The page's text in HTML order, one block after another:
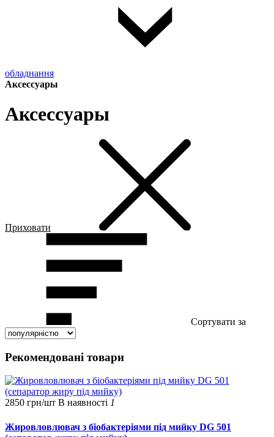
обладнання
Аксессуары
Аксессуары
Приховати
Сортувати за
Рекомендовані товари
2850 грн/шт В наявності 1
Жировловлювач з біобактеріями під мийку DG 501